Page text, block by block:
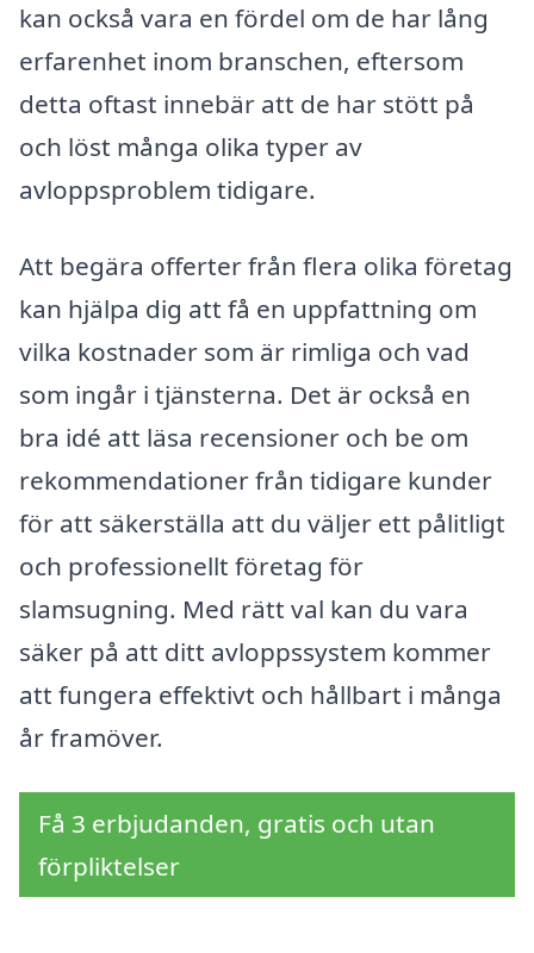
kan också vara en fördel om de har lång
erfarenhet inom branschen, eftersom
detta oftast innebär att de har stött på
och löst många olika typer av
avloppsproblem tidigare.
Att begära offerter från flera olika företag
kan hjälpa dig att få en uppfattning om
vilka kostnader som är rimliga och vad
som ingår i tjänsterna. Det är också en
bra idé att läsa recensioner och be om
rekommendationer från tidigare kunder
för att säkerställa att du väljer ett pålitligt
och professionellt företag för
slamsugning. Med rätt val kan du vara
säker på att ditt avloppssystem kommer
att fungera effektivt och hållbart i många
år framöver.
Få 3 erbjudanden, gratis och utan
förpliktelser